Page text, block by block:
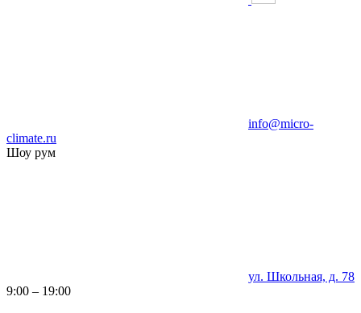
info@micro-
climate.ru
Шоу рум
ул. Школьная, д. 78
9:00 – 19:00